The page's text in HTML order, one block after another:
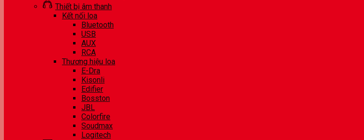
Thiết bị âm thanh
Kết nối loa
Bluetooth
USB
AUX
RCA
Thương hiệu loa
E-Dra
Kisonli
Edifier
Bosston
JBL
Colorfire
Soudmax
Logitech